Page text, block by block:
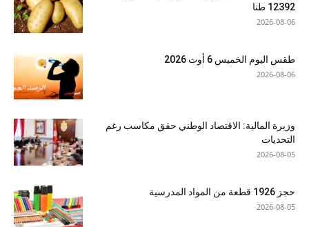
12392 طنا
2026-08-06
طقس اليوم الخميس 6 أوت 2026
2026-08-06
وزيرة المالية: الاقتصاد الوطني حقق مكاسب رغم
التحديات
2026-08-05
حجز 1926 قطعة من المواد المدرسية
2026-08-05